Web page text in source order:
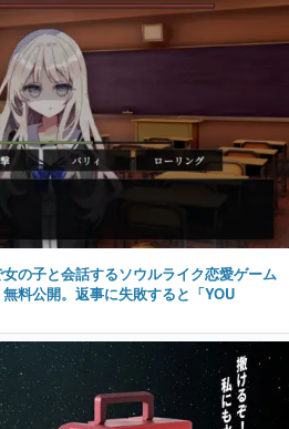
の子と会話するソウルライク恋愛ゲーム
料公開。返事に失敗すると「YOU